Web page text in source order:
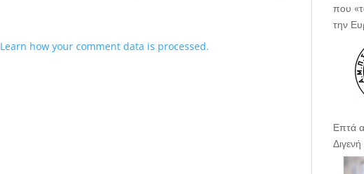
Learn how your comment data is processed.
που
την
Επτά